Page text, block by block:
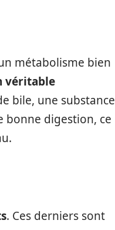
métabolisme bien
véritable
bile, une substance
bonne digestion, ce
. Ces derniers sont